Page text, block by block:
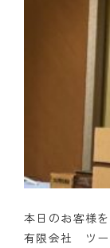
本日のお客様を
有限会社 ツ